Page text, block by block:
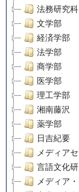
法務研究科
文学部
経済学部
法学部
商学部
医学部
理工学部
湘南藤沢
薬学部
日吉紀要
メディア
言語文化
メディア